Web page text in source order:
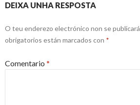
DEIXA UNHA RESPOSTA
O teu enderezo electrónico non se publicará
obrigatorios están marcados con *
Comentario *